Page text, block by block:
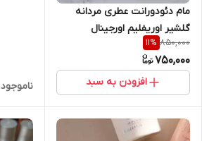
مام دئودورانت عطری مردانه
گلشیر اوریفلیم اورجینال
850,000
11%
750,000
افزودن به سبد ناموجود